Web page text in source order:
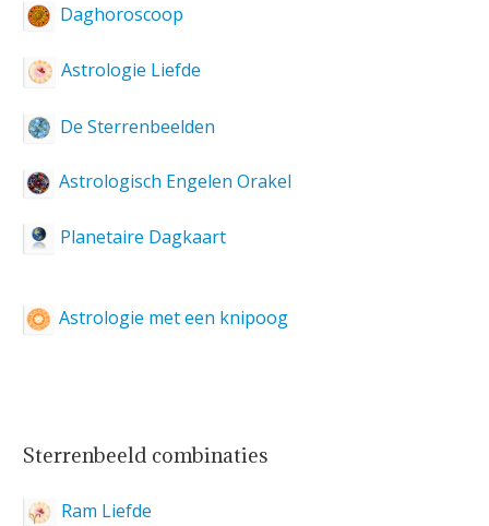
Daghoroscoop
Astrologie Liefde
De Sterrenbeelden
Astrologisch Engelen Orakel
Planetaire Dagkaart
Astrologie met een knipoog
Sterrenbeeld combinaties
Ram Liefde